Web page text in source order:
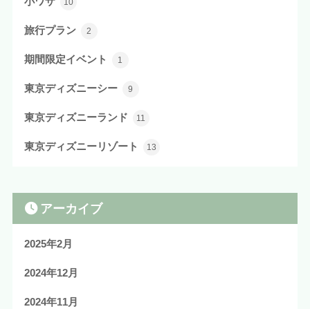
旅行プラン 2
期間限定イベント 1
東京ディズニーシー 9
東京ディズニーランド 11
東京ディズニーリゾート 13
アーカイブ
2025年2月
2024年12月
2024年11月